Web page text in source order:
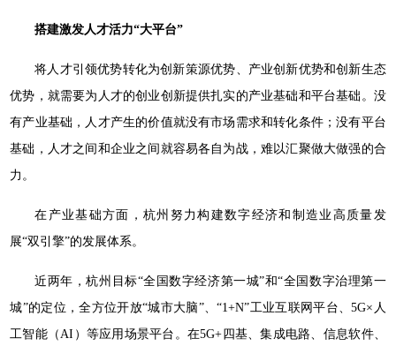
搭建激发人才活力“大平台”
将人才引领优势转化为创新策源优势、产业创新优势和创新生态
优势，就需要为人才的创业创新提供扎实的产业基础和平台基础。没
有产业基础，人才产生的价值就没有市场需求和转化条件；没有平台
基础，人才之间和企业之间就容易各自为战，难以汇聚做大做强的合
力。
在产业基础方面，杭州努力构建数字经济和制造业高质量发
展“双引擎”的发展体系。
近两年，杭州目标“全国数字经济第一城”和“全国数字治理第一
城”的定位，全方位开放“城市大脑”、“1+N”工业互联网平台、5G×人
工智能（AI）等应用场景平台。在5G+四基、集成电路、信息软件、